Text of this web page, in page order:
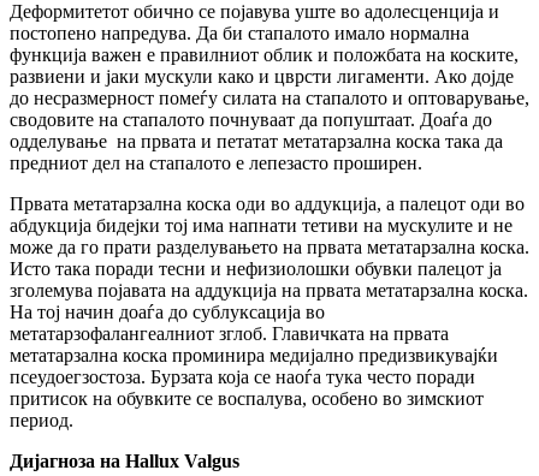
Деформитетот обично се појавува уште во адолесценција и
постопено напредува. Да би стапалото имало нормална
функција важен е правилниот облик и положбата на коските,
развиени и јаки мускули како и цврсти лигаменти. Ако дојде
до несразмерност помеѓу силата на стапалото и оптоварување,
сводовите на стапалото почнуваат да попуштаат. Доаѓа до
одделување на првата и петатат метатарзална коска така да
предниот дел на стапалото е лепезасто проширен.
Првата метатарзална коска оди во аддукција, а палецот оди во
абдукција бидејки тој има напнати тетиви на мускулите и не
може да го прати разделувањето на првата метатарзална коска.
Исто така поради тесни и нефизиолошки обувки палецот ја
зголемува појавата на аддукција на првата метатарзална коска.
На тој начин доаѓа до сублуксација во
метатарзофалангеалниот зглоб. Главичката на првата
метатарзална коска проминира медијално предизвикувајќи
псеудоегзостоза. Бурзата која се наоѓа тука често поради
притисок на обувките се воспалува, особено во зимскиот
период.
Дијагноза на Hallux Valgus